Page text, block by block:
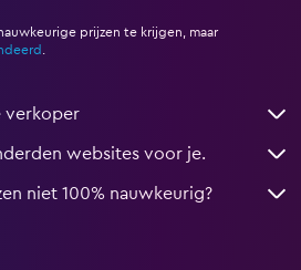
prijzen te krijgen, maar
verkoper
websites voor je.
niet 100% nauwkeurig?